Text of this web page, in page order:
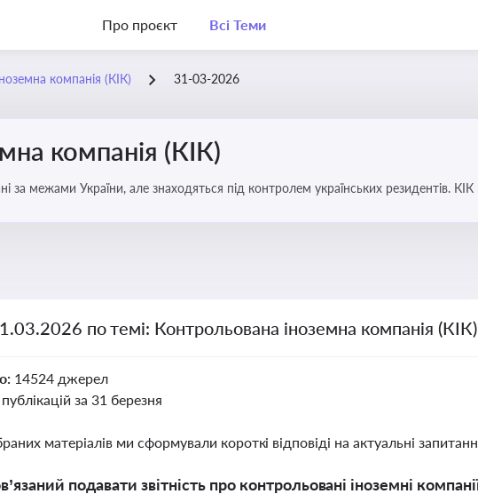
Про проєкт Всі Теми
компанія (КІК) 31-03-2026
компанія (КІК)
за межами України, але знаходяться під контролем українських резидентів. КІК
по темі: Контрольована іноземна компанія (КІК)
14524 джерел
за 31 березня
матеріалів ми сформували короткі відповіді на актуальні
подавати звітність про контрольовані іноземні